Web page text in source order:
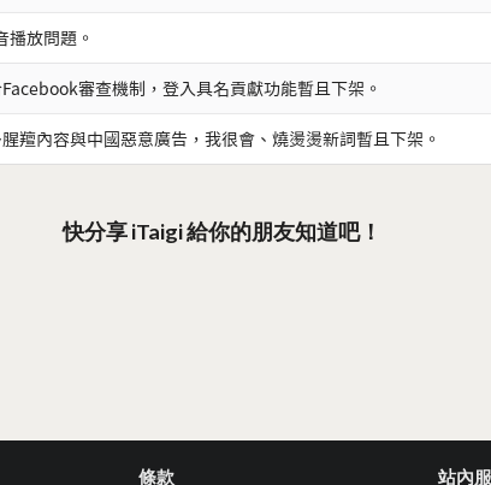
放問題。
審查機制，登入具名貢獻功能暫且下架。
羶內容與中國惡意廣告，我很會、燒燙燙新詞暫且下架。
快分享 iTaigi 給你的朋友知道吧！
條款 站內